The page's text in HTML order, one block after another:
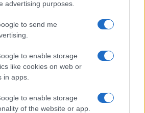
advertising purposes.
to send me
to enable storage
like cookies on web or
in apps.
to enable storage
of the website or app.
deposito con bombole, intervento dei
incendio a Monti d’à rena
meteo per il weekend a Olbia e in